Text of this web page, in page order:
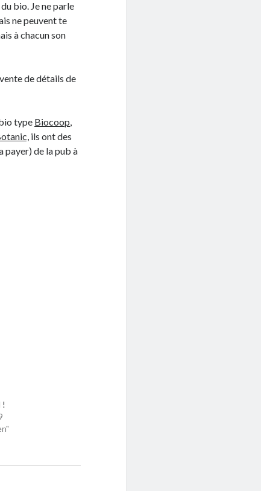
bio. Je ne parle
ne peuvent te
à chacun son
de détails de
type Biocoop,
ils ont des
payer) de la pub à
!